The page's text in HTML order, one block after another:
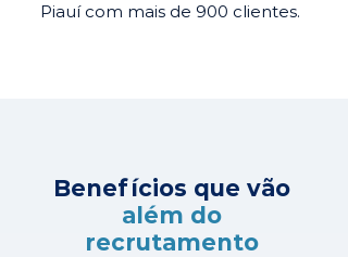
Piauí com mais de 900 clientes.
Benefícios que vão
além do
recrutamento